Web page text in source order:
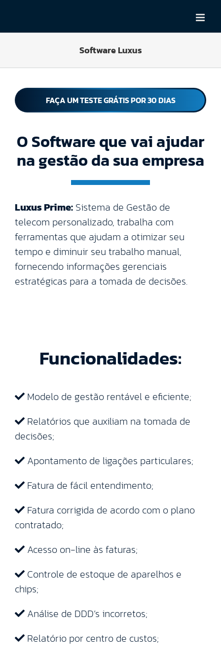
content
Software Luxus
FAÇA UM TESTE GRÁTIS POR 30 DIAS
O Software que vai ajudar
na gestão da sua empresa
Luxus Prime: Sistema de Gestão de
telecom personalizado, trabalha com
ferramentas que ajudam a otimizar seu
tempo e diminuir seu trabalho manual,
fornecendo informações gerenciais
estratégicas para a tomada de decisões.
Funcionalidades:
Modelo de gestão rentável e eficiente;
Relatórios que auxiliam na tomada de
decisões;
Apontamento de ligações particulares;
Fatura de fácil entendimento;
Fatura corrigida de acordo com o plano
contratado;
Acesso on-line às faturas;
Controle de estoque de aparelhos e
chips;
Análise de DDD’s incorretos;
Relatório por centro de custos;